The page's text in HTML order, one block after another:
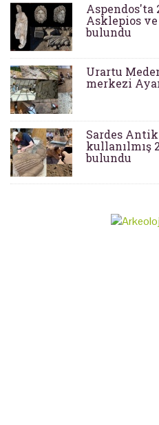
Aspendos'ta
Asklepios
bulundu
Urartu
merkezi
Sardes
kullanılmış
bulundu